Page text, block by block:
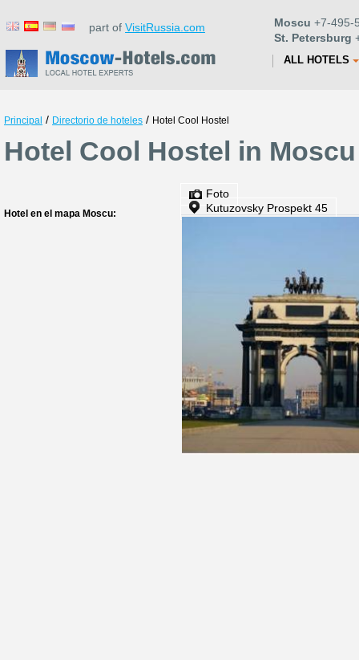
part of VisitRussia.com Moscu +7-495-
St. Petersburg
ALL HOTELS
Principal / Directorio de hoteles / Hotel Cool Hostel
Hotel Cool Hostel in Moscu
Hotel en el mapa Moscu:
Foto
Kutuzovsky Prospekt 45